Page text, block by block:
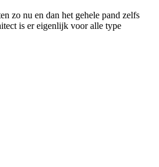
zo nu en dan het gehele pand zelfs
is er eigenlijk voor alle type